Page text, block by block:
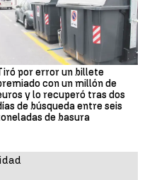
por error un billete
con un millón de
y lo recuperó tras dos
de búsqueda entre seis
de basura